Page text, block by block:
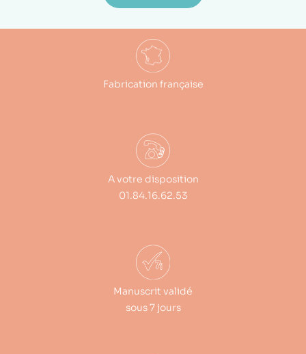
Fabrication française
A votre disposition
01.84.16.62.53
Manuscrit validé
sous 7 jours